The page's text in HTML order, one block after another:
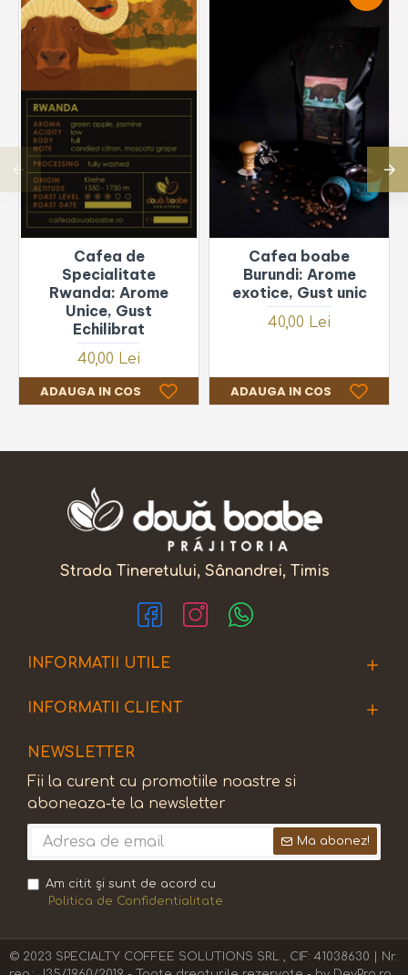
Cafea de
Specialitate
Rwanda: Arome
Unice, Gust
Echilibrat
40,00 Lei
ADAUGA IN COS
Cafea boabe
Burundi: Arome
exotice, Gust unic
40,00 Lei
ADAUGA IN COS
Strada Tineretului, Sânandrei, Timis
INFORMATII UTILE
INFORMATII CLIENT
NEWSLETTER
Fii la curent cu promotiile noastre si
aboneaza-te la newsletter
Ma abonez!
Am citit şi sunt de acord cu
Politica de Confidentialitate
© 2023 SPECIALTY COFFEE SOLUTIONS SRL , CIF: 41038630 | Nr.